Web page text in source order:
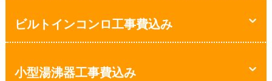
ビルトインコンロ工事費込み
小型湯沸器工事費込み